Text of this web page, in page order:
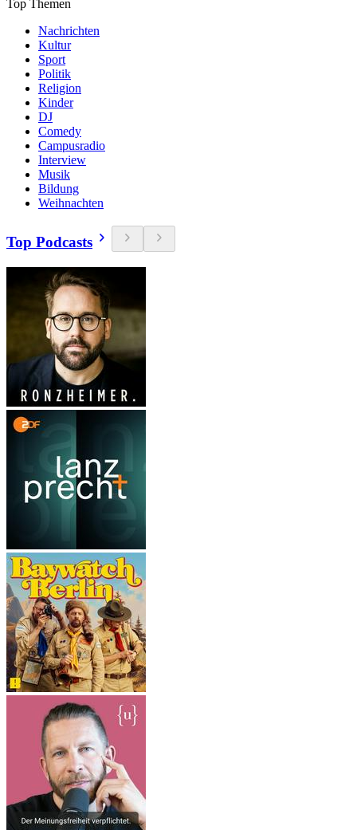
Top Themen
Nachrichten
Kultur
Sport
Politik
Religion
Kinder
DJ
Comedy
Campusradio
Interview
Musik
Bildung
Weihnachten
Top Podcasts